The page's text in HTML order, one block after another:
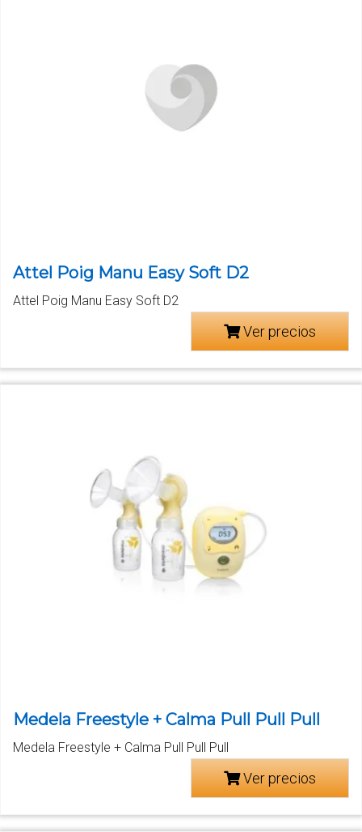
Attel Poig Manu Easy Soft D2
Attel Poig Manu Easy Soft D2
Ver precios
Medela Freestyle + Calma Pull Pull Pull
Medela Freestyle + Calma Pull Pull Pull
Ver precios